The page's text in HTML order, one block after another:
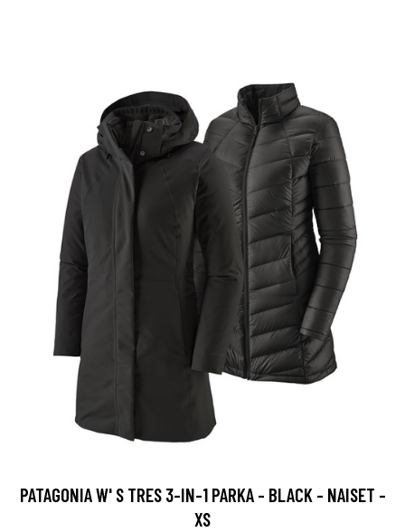
PATAGONIA W' S TRES 3-IN-1 PARKA - BLACK - NAISET -
XS